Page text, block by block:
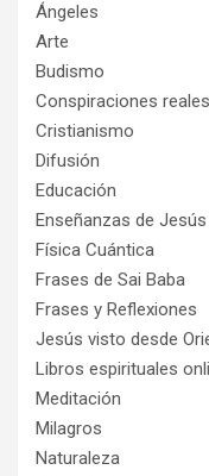
Ángeles
Arte
Budismo
Conspiraciones reales
Cristianismo
Difusión
Educación
Enseñanzas de
Física Cuántica
Frases de Sai Baba
Frases y Reflexiones
Jesús visto desde
Libros espirituales
Meditación
Milagros
Naturaleza